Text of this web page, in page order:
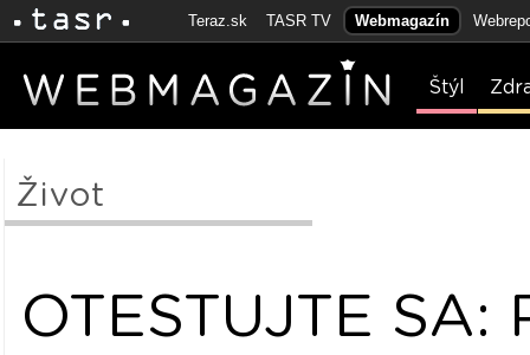
Teraz.sk TASR TV Webmagazín
Štýl
Život
OTESTUJTE SA: